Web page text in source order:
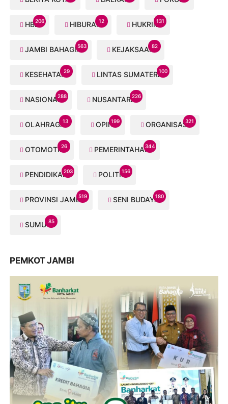
HBB206 HIBURAN12 HUKRIM131
JAMBI BAHAGIA563 KEJAKSAAN82
KESEHATAN29 LINTAS SUMATERA100
NASIONAL288 NUSANTARA226
OLAHRAGA13 OPINI199 ORGANISASI321
OTOMOTIF26 PEMERINTAHAN344
PENDIDIKAN203 POLITIK156
PROVINSI JAMBI519 SENI BUDAYA180
SUMUT85
PEMKOT JAMBI